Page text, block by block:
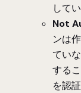
してい
Not
ンは
てい
する
を認